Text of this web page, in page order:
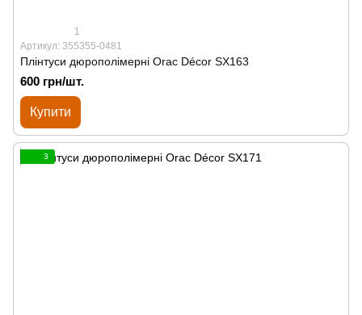
1
Артикул: 355355-0481
Плінтуси дюрополімерні Orac Décor SX163
600 грн/шт.
Купити
3